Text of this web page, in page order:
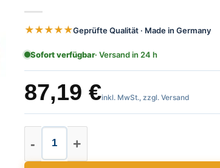
★★★★★Geprüfte Qualität · Made in Germany
Sofort verfügbar· Versand in 24 h
87,19 €inkl. MwSt., zzgl. Versand
Skalen Maßband Länge